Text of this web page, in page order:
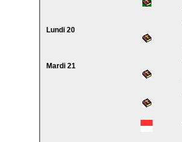
Lundi 20
Mardi 21